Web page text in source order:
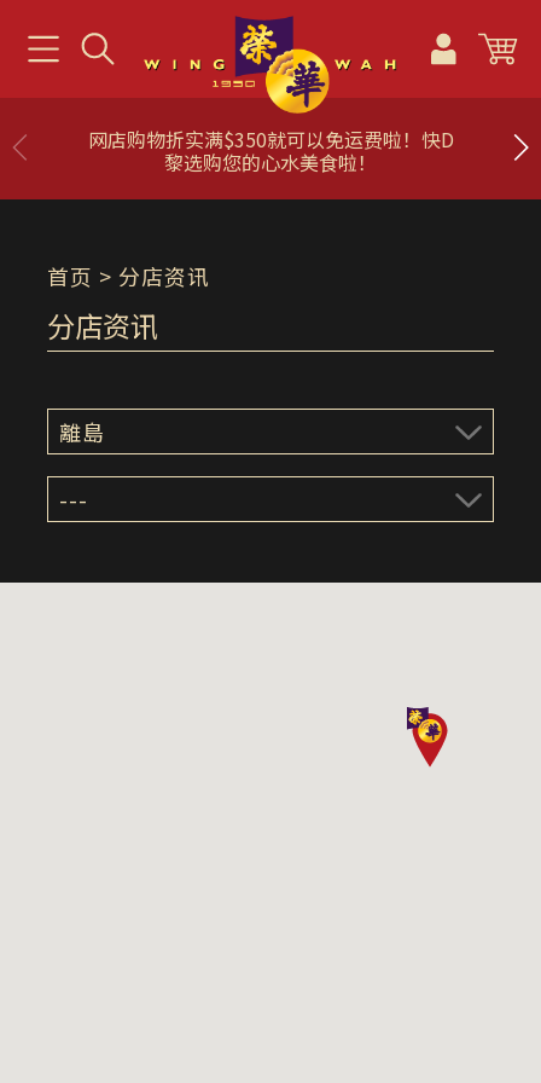
网店购物折实满$350就可以免运费啦！快D
黎选购您的心水美食啦！
首页 > 分店资讯
分店资讯